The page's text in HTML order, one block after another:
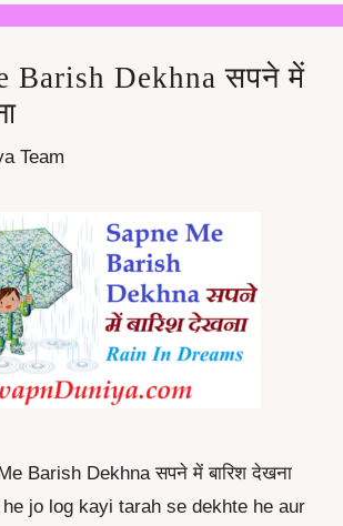
Barish Dekhna सपने में
Team
Barish Dekhna सपने में बारिश देखना
jo log kayi tarah se dekhte he aur